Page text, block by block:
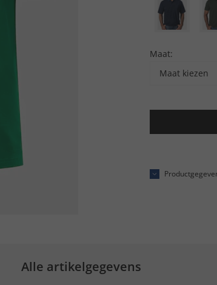
Maat:
Maat kiezen
Alle artikelgegevens